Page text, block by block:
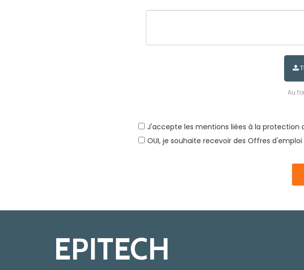
Au
J'accepte les mentions liées à la protection
OUI, je souhaite recevoir des Offres d'emploi
EPITECH